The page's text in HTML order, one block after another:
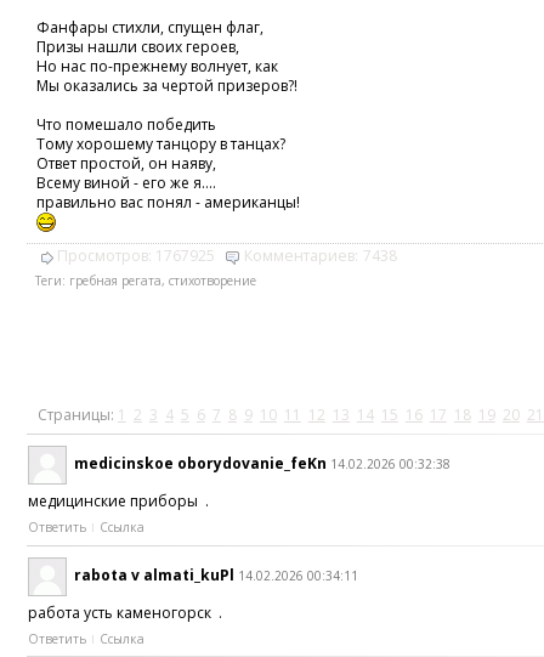
Фанфары стихли, спущен флаг,
Призы нашли своих героев,
Но нас по-прежнему волнует, как
Мы оказались за чертой призеров?!
Что помешало победить
Тому хорошему танцору в танцах?
Ответ простой, он наяву,
Всему виной - его же я....
правильно вас понял - американцы!
Просмотров: 1767925 Комментариев: 7438
Теги: гребная регата, стихотворение
Страницы: 1 2 3 4 5 6 7 8 9 10 11 12 13 14 15 16 17 18 19 20 21
medicinskoe oborydovanie_feKn 14.02.2026 00:32:38
медицинские приборы .
Ответить Ссылка
rabota v almati_kuPl 14.02.2026 00:34:11
работа усть каменогорск .
Ответить Ссылка